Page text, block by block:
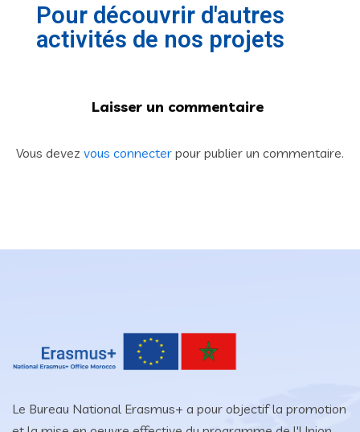
Pour découvrir d'autres
activités de nos projets
Laisser un commentaire
Vous devez vous connecter pour publier un commentaire.
Le Bureau National Erasmus+ a pour objectif la promotion